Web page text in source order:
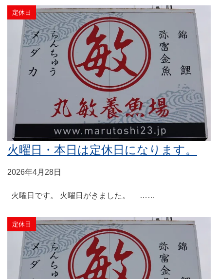
定休日
火曜日・本日は定休日になります。
2026年4月28日
火曜日です。 火曜日がきました。 ……
定休日